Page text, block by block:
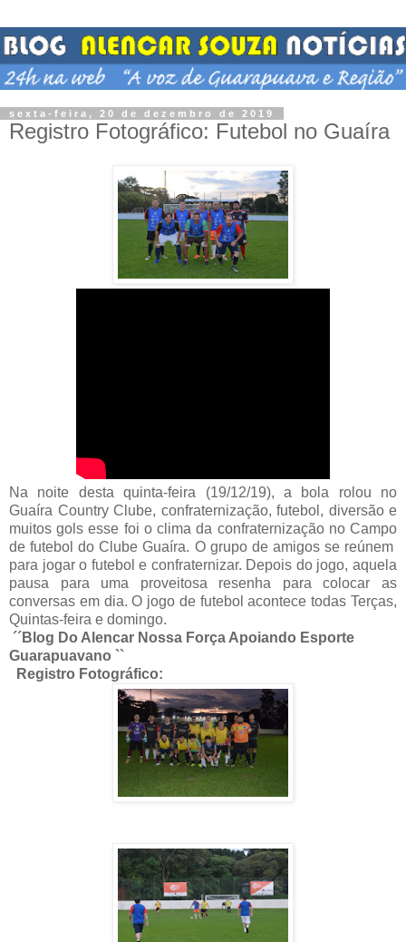
sexta-feira, 20 de dezembro de 2019
Registro Fotográfico: Futebol no Guaíra
Na noite desta quinta-feira (19/12/19), a bola rolou no
Guaíra Country Clube, confraternização, futebol, diversão e
muitos gols esse foi o clima da confraternização no Campo
de futebol do Clube Guaíra. O grupo de amigos se reúnem
para jogar o futebol e confraternizar. Depois do jogo, aquela
pausa para uma proveitosa resenha para colocar as
conversas em dia. O jogo de futebol acontece todas Terças,
Quintas-feira e domingo.
´´Blog Do Alencar Nossa Força Apoiando Esporte
Guarapuavano ``
Registro Fotográfico: